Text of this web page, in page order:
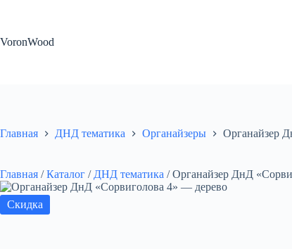
VoronWood
Главная ДНД тематика Органайзеры Органайзер
Главная / Каталог / ДНД тематика / Органайзер ДнД
Скидка